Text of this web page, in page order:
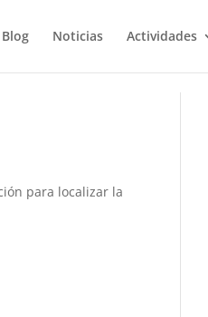
Blog Noticias Actividades
para localizar la